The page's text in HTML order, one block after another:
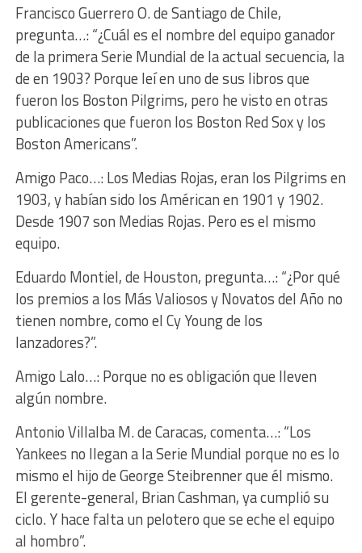
Francisco Guerrero O. de Santiago de Chile,
pregunta…: “¿Cuál es el nombre del equipo ganador
de la primera Serie Mundial de la actual secuencia, la
de en 1903? Porque leí en uno de sus libros que
fueron los Boston Pilgrims, pero he visto en otras
publicaciones que fueron los Boston Red Sox y los
Boston Americans”.
Amigo Paco…: Los Medias Rojas, eran los Pilgrims en
1903, y habían sido los Américan en 1901 y 1902.
Desde 1907 son Medias Rojas. Pero es el mismo
equipo.
Eduardo Montiel, de Houston, pregunta…: “¿Por qué
los premios a los Más Valiosos y Novatos del Año no
tienen nombre, como el Cy Young de los
lanzadores?”.
Amigo Lalo…: Porque no es obligación que lleven
algún nombre.
Antonio Villalba M. de Caracas, comenta…: “Los
Yankees no llegan a la Serie Mundial porque no es lo
mismo el hijo de George Steibrenner que él mismo.
El gerente-general, Brian Cashman, ya cumplió su
ciclo. Y hace falta un pelotero que se eche el equipo
al hombro”.